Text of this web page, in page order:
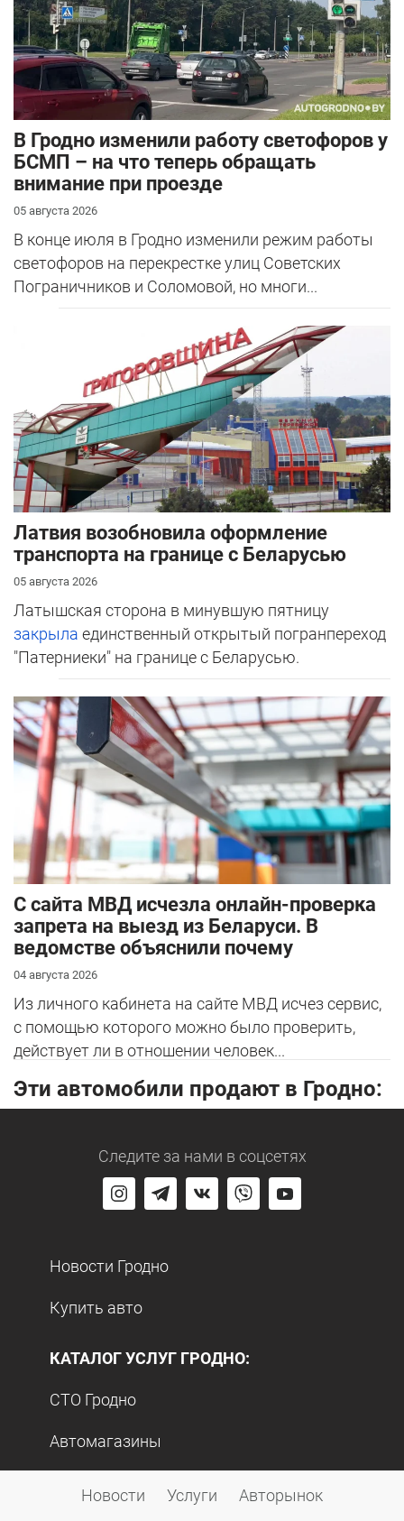
В Гродно изменили работу светофоров у
БСМП – на что теперь обращать
внимание при проезде
05 августа 2026
В конце июля в Гродно изменили режим работы
светофоров на перекрестке улиц Советских
Пограничников и Соломовой, но многи...
Латвия возобновила оформление
транспорта на границе с Беларусью
05 августа 2026
Латышская сторона в минувшую пятницу
закрыла единственный открытый погранпереход
"Патерниеки" на границе с Беларусью.
С сайта МВД исчезла онлайн-проверка
запрета на выезд из Беларуси. В
ведомстве объяснили почему
04 августа 2026
Из личного кабинета на сайте МВД исчез сервис,
с помощью которого можно было проверить,
действует ли в отношении человек...
Эти автомобили продают в Гродно:
Следите за нами в соцсетях
Новости Гродно
Купить авто
КАТАЛОГ УСЛУГ ГРОДНО:
СТО Гродно
Автомагазины
Новости Услуги Авторынок